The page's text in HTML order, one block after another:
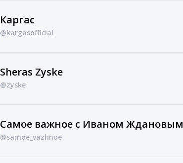
Каргас
@kargasofficial
Sheras Zyske
@zyske
Самое важное с Иваном Ждановым
@samoe_vazhnoe